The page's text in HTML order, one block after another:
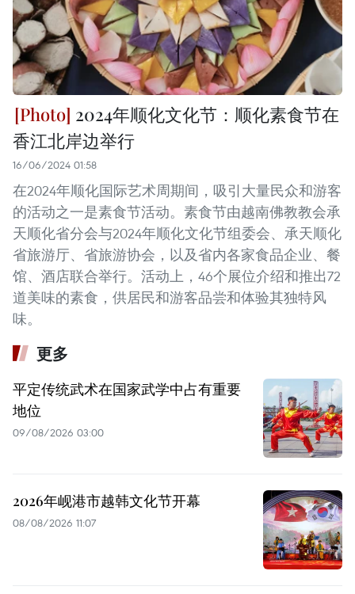
2024年顺化文化节：顺化素食节在
香江北岸边举行
16/06/2024 01:58
在2024年顺化国际艺术周期间，吸引大量民众和游客
的活动之一是素食节活动。素食节由越南佛教教会承
天顺化省分会与2024年顺化文化节组委会、承天顺化
省旅游厅、省旅游协会，以及省内各家食品企业、餐
馆、酒店联合举行。活动上，46个展位介绍和推出72
道美味的素食，供居民和游客品尝和体验其独特风
味。
更多
平定传统武术在国家武学中占有重要
地位
09/08/2026 03:00
2026年岘港市越韩文化节开幕
08/08/2026 11:07